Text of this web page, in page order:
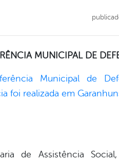
MUNICIPAL DE
de Assistência